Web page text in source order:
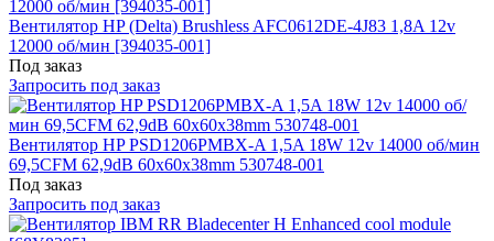
Вентилятор HP (Delta) Brushless AFC0612DE-4J83 1,8A 12v
12000 об/мин [394035-001]
Под заказ
Запросить под заказ
Вентилятор HP PSD1206PMBX-A 1,5A 18W 12v 14000 об/мин
69,5CFM 62,9dB 60x60x38mm 530748-001
Под заказ
Запросить под заказ